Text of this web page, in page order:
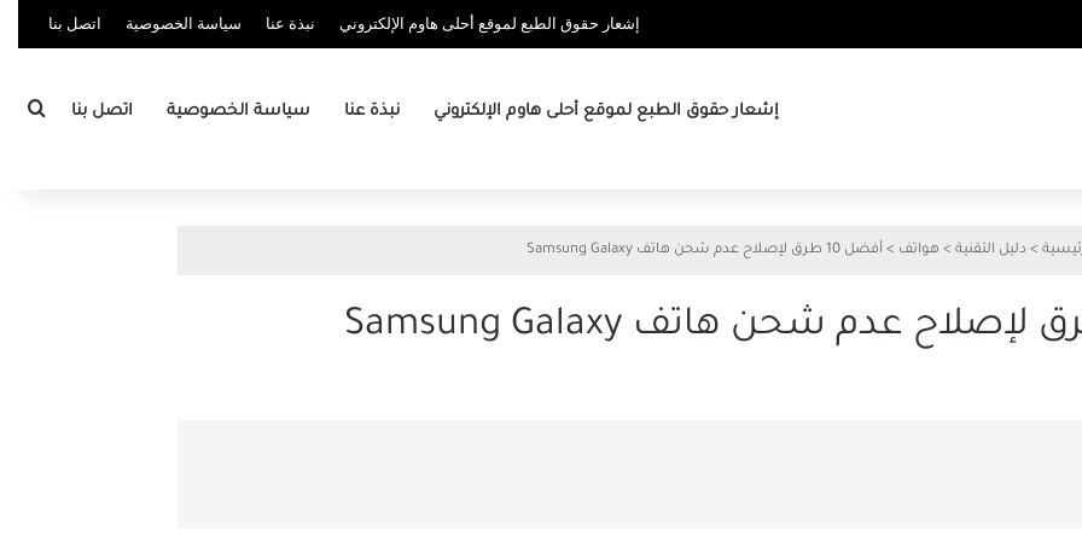
إشعار حقوق الطبع لموقع أحلى هاوم الإلكتروني نبذة عنا سياسة الخصوصية اتصل بنا
إشعار حقوق الطبع لموقع أحلى هاوم الإلكتروني نبذة عنا سياسة الخصوصية اتصل بنا
> دليل التقنية > هواتف > أفضل 10 طرق لإصلاح عدم شحن هاتف Samsung Galaxy